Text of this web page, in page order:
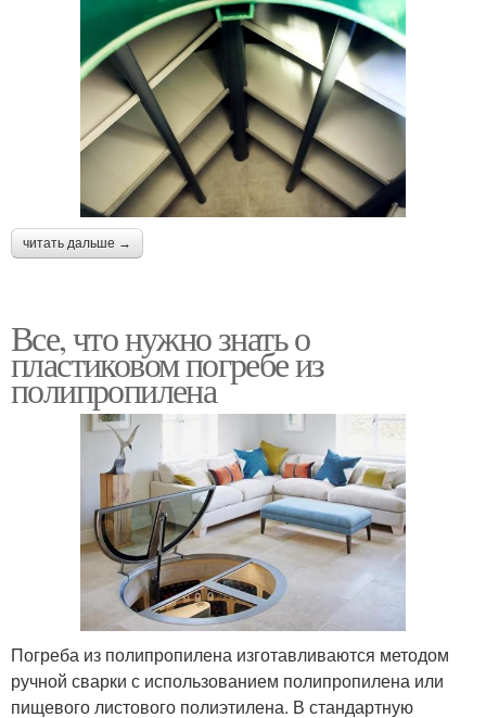
читать дальше →
Все, что нужно знать о
пластиковом погребе из
полипропилена
Погреба из полипропилена изготавливаются методом
ручной сварки с использованием полипропилена или
пищевого листового полиэтилена. В стандартную